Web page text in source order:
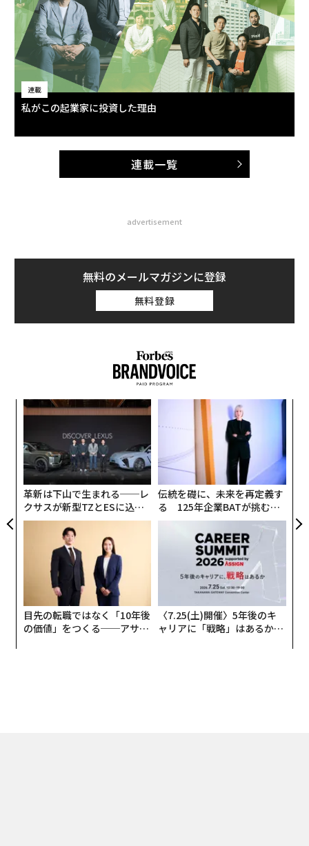
メンバーシップに登録する
関連記事
医療の情報格差解消で誰ひとり取り残さない世界へ
次代を担う新星たち 2024年注目の日本発スタートアップ100選｜前編
圧倒的情熱で世界からごみ問題をなくす
私がこの起業家に投資した理由
連載
私がこの起業家に投資した理由